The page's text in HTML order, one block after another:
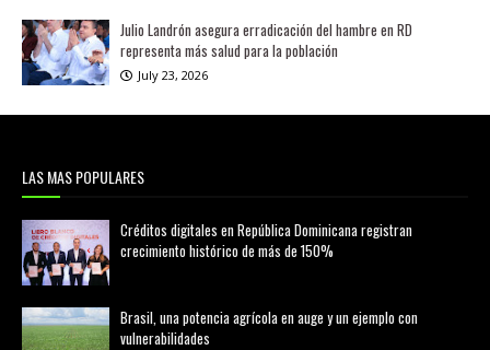
Julio Landrón asegura erradicación del hambre en RD
representa más salud para la población
July 23, 2026
LAS MAS POPULARES
Créditos digitales en República Dominicana registran
crecimiento histórico de más de 150%
Brasil, una potencia agrícola en auge y un ejemplo con
vulnerabilidades